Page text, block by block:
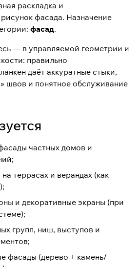
×
/ А /
узлы
раскладка и
фасада. Назначение
фасад.
— в управляемой геометрии и
правильно
даёт аккуратные стыки,
швов и понятное обслуживание
частных домов и
террасах и верандах (как
и декоративные экраны (при
групп, ниш, выступов и
фасады (дерево + камень/